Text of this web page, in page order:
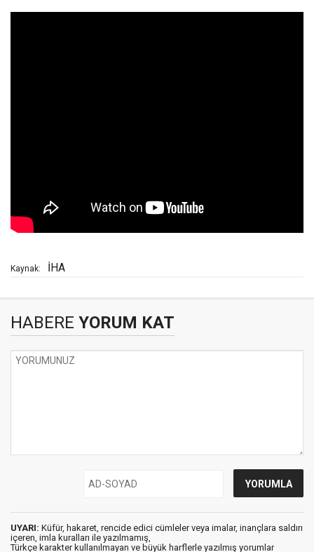
Kaynak: İHA
HABERE YORUM KAT
UYARI: Küfür, hakaret, rencide edici cümleler veya imalar, inançlara saldırı
içeren, imla kuralları ile yazılmamış,
Türkçe karakter kullanılmayan ve büyük harflerle yazılmış yorumlar